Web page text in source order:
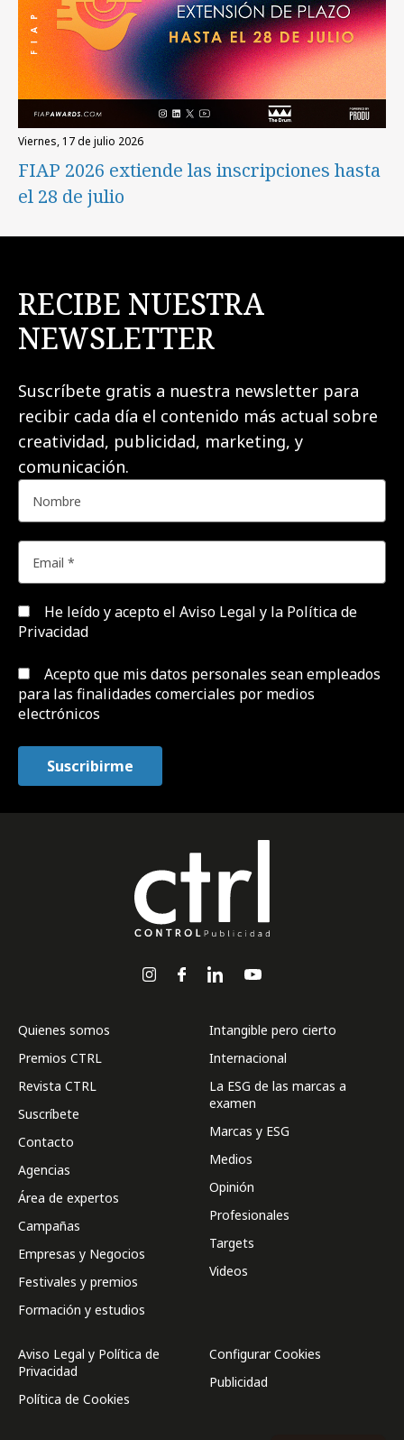
viernes, 17 de julio 2026
FIAP 2026 extiende las inscripciones hasta
el 28 de julio
RECIBE NUESTRA
NEWSLETTER
Suscríbete gratis a nuestra newsletter para
recibir cada día el contenido más actual sobre
creatividad, publicidad, marketing, y
comunicación.
He leído y acepto el Aviso Legal y la Política de
Privacidad
Acepto que mis datos personales sean empleados
para las finalidades comerciales por medios
electrónicos
Quienes somos
Premios CTRL
Revista CTRL
Suscríbete
Contacto
Agencias
Área de expertos
Campañas
Empresas y Negocios
Festivales y premios
Formación y estudios
Intangible pero cierto
Internacional
La ESG de las marcas a
examen
Marcas y ESG
Medios
Opinión
Profesionales
Targets
Videos
Aviso Legal y Política de
Privacidad
Política de Cookies
Configurar Cookies
Publicidad